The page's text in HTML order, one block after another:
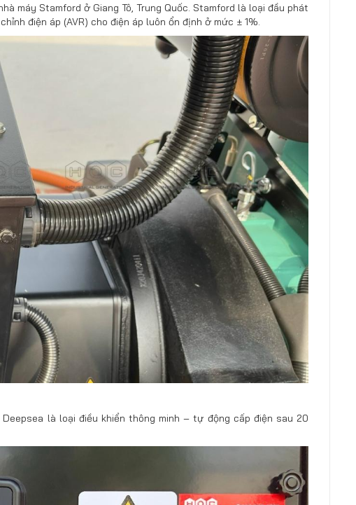
máy Stamford ở Giang Tô, Trung Quốc. Stamford là loại đầu phát
điện áp (AVR) cho điện áp luôn ổn định ở mức ± 1%.
là loại điều khiển thông minh – tự động cấp điện sau 20